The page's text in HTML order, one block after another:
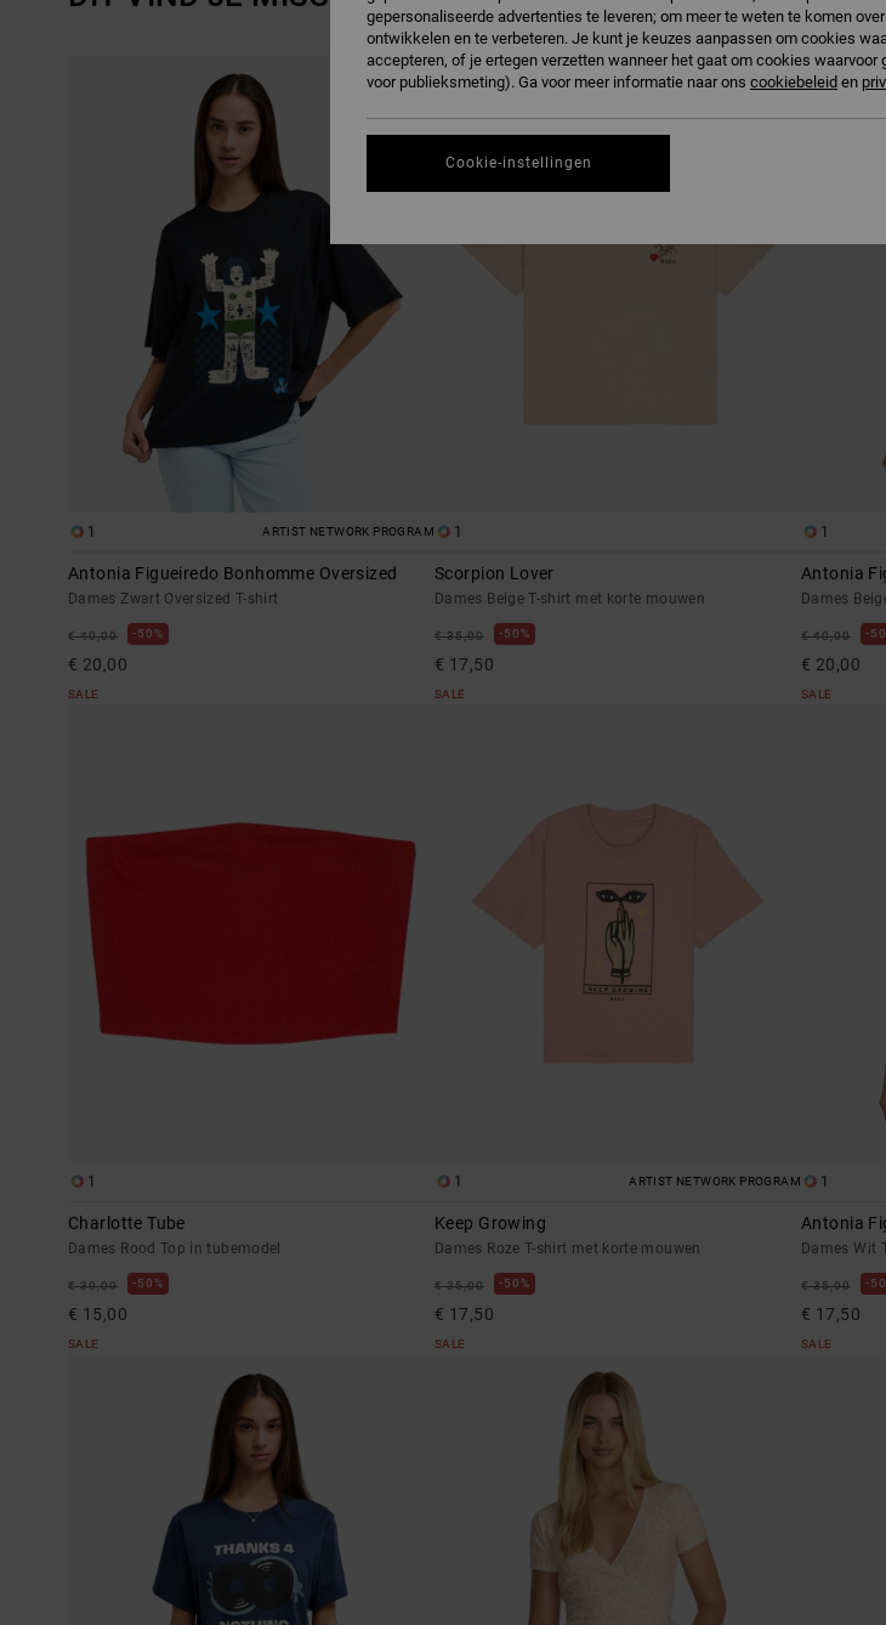
1 ARTIST NETWORK PROGRAM
Antonia Figueiredo Bonhomme Oversized
Dames Zwart Oversized T-shirt
€ 40,00 50%
€ 20,00
SALE
1
Scorpion Lover
Dames Beige T-shirt met korte mouwen
€ 35,00 50%
€ 17,50
SALE
1
Antonia
Dames
€ 40,00
€ 20,00
SALE
1
Charlotte Tube
Dames Rood Top in tubemodel
€ 30,00 50%
€ 15,00
SALE
1 ARTIST NETWORK PROGRAM
Keep Growing
Dames Roze T-shirt met korte mouwen
€ 35,00 50%
€ 17,50
SALE
1
Antonia
Dames Wit
€ 35,00
€ 17,50
SALE
gepersonaliseerde advertenties te leveren; om meer te weten te komen
ontwikkelen en te verbeteren. Je kunt je keuzes aanpassen om cookies
accepteren, of je ertegen verzetten wanneer het gaat om cookies
voor publieksmeting). Ga voor meer informatie naar ons cookiebeleid en
Cookie-instellingen